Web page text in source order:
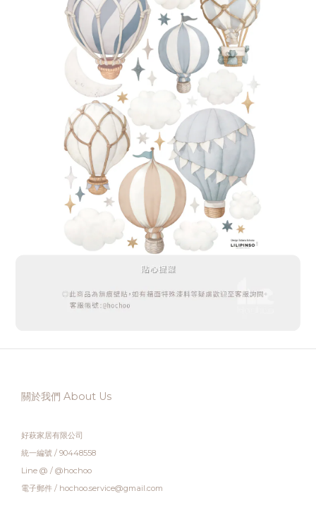
關於我們 About Us
好萩家居有限公司
統一編號 / 90448558
Line @ / @hochoo
電子郵件 / hochoo.service@gmail.com